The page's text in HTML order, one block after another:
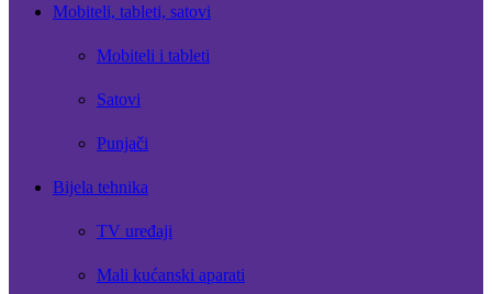
Mobiteli, tableti, satovi
Mobiteli i tableti
Satovi
Punjači
Bijela tehnika
TV uređaji
Mali kućanski aparati